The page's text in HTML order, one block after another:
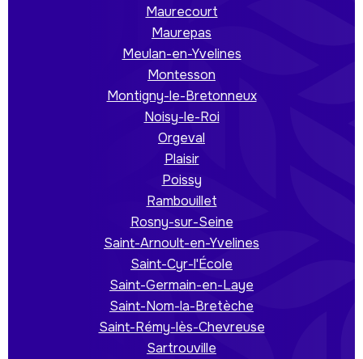
Maurecourt
Maurepas
Meulan-en-Yvelines
Montesson
Montigny-le-Bretonneux
Noisy-le-Roi
Orgeval
Plaisir
Poissy
Rambouillet
Rosny-sur-Seine
Saint-Arnoult-en-Yvelines
Saint-Cyr-l'École
Saint-Germain-en-Laye
Saint-Nom-la-Bretèche
Saint-Rémy-lès-Chevreuse
Sartrouville